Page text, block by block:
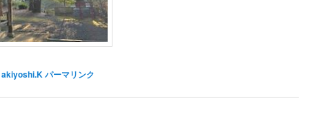
akiyoshi.Kパーマリンク